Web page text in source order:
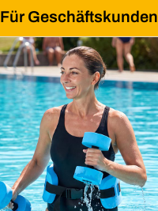
Für Geschäftskunden